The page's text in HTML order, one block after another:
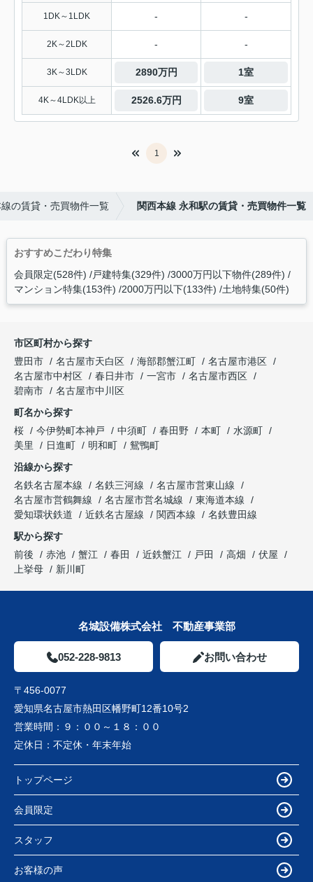
1DK～1LDK - -
2K～2LDK - -
3K～3LDK 2890万円 1室
4K～4LDK以上 2526.6万円 9室
1
の賃貸・売買物件一覧 関西本線 永和駅の賃貸・売買物件一覧
おすすめこだわり特集
会員限定(528件) 戸建特集(329件) 3000万円以下物件(289件)
マンション特集(153件) 2000万円以下(133件) 土地特集(50件)
市区町村から探す
豊田市
名古屋市天白区 海部郡蟹江町
名古屋市港区
名古屋市中村区
春日井市 一宮市
名古屋市西区
碧南市
名古屋市中川区
町名から探す
桜
今伊勢町本神戸 中須町 春田野 本町
水源町
美里
日進町 明和町
鴛鴨町
沿線から探す
名鉄名古屋本線
名鉄三河線
名古屋市営東山線
名古屋市営鶴舞線
名古屋市営名城線
東海道本線
愛知環状鉄道
近鉄名古屋線 関西本線
名鉄豊田線
駅から探す
前後
赤池 蟹江 春田 近鉄蟹江 戸田 高畑
伏屋
上挙母
新川町
名城設備株式会社 不動産事業部
052-228-9813 お問い合わせ
〒456-0077
愛知県名古屋市熱田区幡野町12番10号2
営業時間： ９：００～１８：００
定休日： 不定休・年末年始
トップページ
会員限定
スタッフ
お客様の声